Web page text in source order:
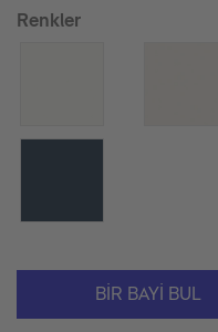
Renkler
BIR BAYI BUL